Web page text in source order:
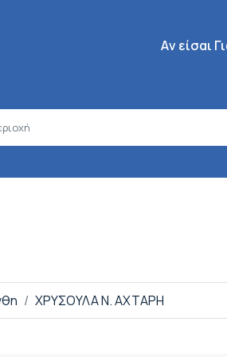
Κεντρική
Aν είσαι
ΧΡΥΣΟΥΛΑ Ν. ΑΧΤΑΡΗ